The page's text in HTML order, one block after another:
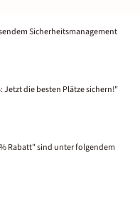
Sicherheitsmanagement
die besten Plätze sichern!"
Rabatt" sind unter folgendem